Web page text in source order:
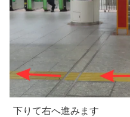
下りて右へ進みます